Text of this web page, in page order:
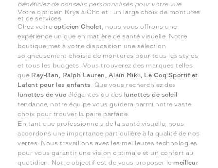
bénéficiez de conseils personnalisés pour votre vue.
Votre opticien Krys à Cholet : un large choix de montures
et de services
Chez votre opticien Cholet , nous vous offrons une
expérience unique en matière de santé visuelle. Notre
boutique met à votre disposition une sélection
soigneusement choisie de montures pour tous les styles
et tous les budgets. Vous trouverez des marques telles
que Ray-Ban, Ralph Lauren, Alain Mikli, Le Coq Sportif et
Lafont pour les enfants . Que vous recherchiez des
lunettes de vue élégantes ou des lunettes de soleil
tendance, notre équipe vous guidera parmi notre vaste
choix pour trouver la paire parfaite.
En tant que professionnels de la santé visuelle, nous
accordons une importance particulière à la qualité de nos
verres. Nous travaillons avec les meilleures technologies
pour vous garantir une vision optimale et un confort au
quotidien. Notre objectif est de vous proposer le meilleur